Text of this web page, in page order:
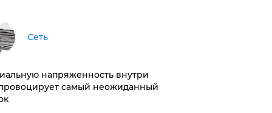
Сеть
напряженность внутри
самый неожиданный